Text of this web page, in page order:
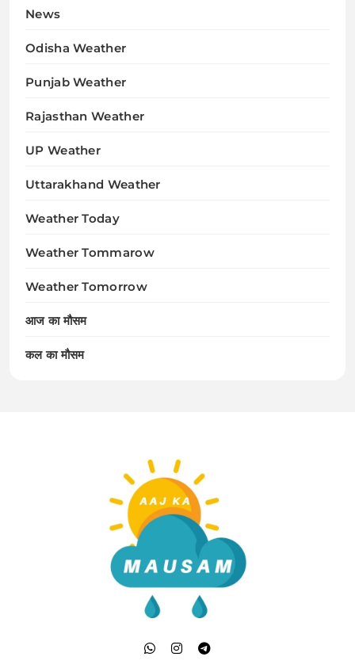
News
Odisha Weather
Punjab Weather
Rajasthan Weather
UP Weather
Uttarakhand Weather
Weather Today
Weather Tommarow
Weather Tomorrow
आज का मौसम
कल का मौसम
Aaj Ka Mausam | आज